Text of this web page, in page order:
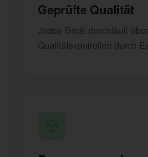
Geprüfte Qualität
Jedes Gerät durchläuft
Qualitätskontrollen durch